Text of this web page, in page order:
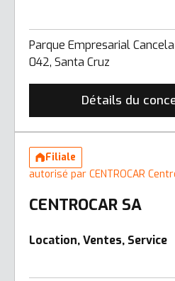
Parque Empresarial Cancela
042, Santa Cruz
Détails du
Filiale
autorisé par CENTROCAR
CENTROCAR SA
Location, Ventes, Service